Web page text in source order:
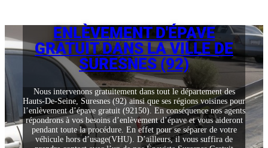
ENLÈVEMENT D'ÉPAVE
GRATUIT DANS LA VILLE DE
SURESNES (92)
Nous intervenons gratuitement dans tout le département des
Hauts-De-Seine, Suresnes (92) ainsi que ses régions voisines pour
l’enlèvement d’épave gratuit (92150). En conséquence nos agents
répondrons à vos besoins d’enlèvement d’épave et vous aideront
pendant toute la procédure. En effet pour se séparer de votre
véhicule hors d’usage(VHU). D’ailleurs, il vous suffira de